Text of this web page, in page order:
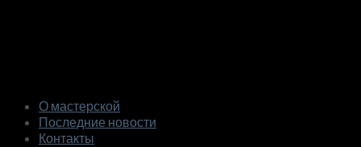
О мастерской
Последние новости
Контакты